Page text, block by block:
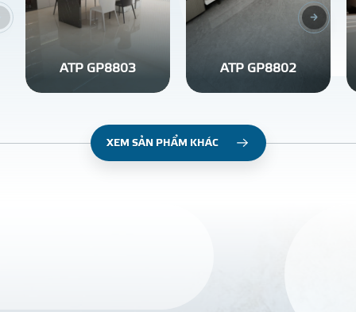
ATP GP8803 ATP GP8802
XEM SẢN PHẨM KHÁC